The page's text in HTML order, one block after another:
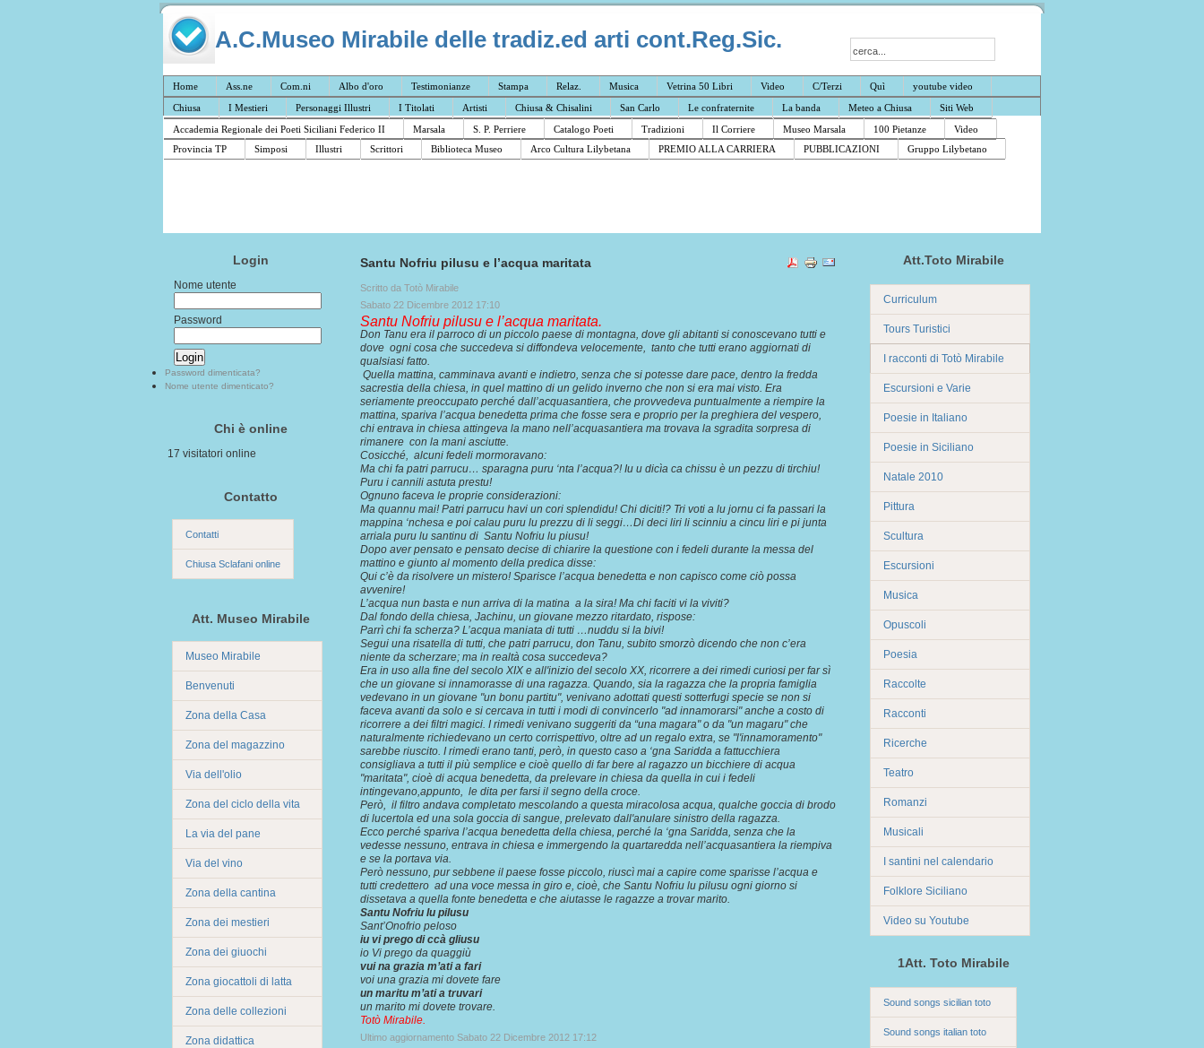
A.C.Museo Mirabile delle tradiz.ed arti cont.Reg.Sic.
Home Ass.ne Com.ni Albo d'oro Testimonianze Stampa Relaz. Musica Vetrina 50 Libri Video C/Terzi Quì
youtube video
Chiusa
I Mestieri Personaggi Illustri I Titolati Artisti Chiusa & Chisalini San Carlo Le confraternite La banda Meteo a Chiusa
Siti Web
Accademia Regionale dei Poeti Siciliani Federico II
Marsala S. P. Perriere Catalogo Poeti Tradizioni Il Corriere Museo Marsala 100 Pietanze
Video
Provincia TP
Simposi Illustri Scrittori Biblioteca Museo Arco Cultura Lilybetana PREMIO ALLA CARRIERA PUBBLICAZIONI Gruppo Lilybetano
Login
Nome utente
Password
Password dimenticata?
Nome utente dimenticato?
Chi è online
17 visitatori online
Contatto
Contatti
Chiusa Sclafani online
Att. Museo Mirabile
Museo Mirabile
Benvenuti
Zona della Casa
Zona del magazzino
Via dell'olio
Zona del ciclo della vita
La via del pane
Via del vino
Zona della cantina
Zona dei mestieri
Zona dei giuochi
Zona giocattoli di latta
Zona delle collezioni
Zona didattica
Santu Nofriu pilusu e l’acqua maritata
Scritto da Totò Mirabile
Sabato 22 Dicembre 2012 17:10
Santu Nofriu pilusu e l’acqua maritata.
Don Tanu era il parroco di un piccolo paese di montagna, dove gli abitanti si conoscevano tutti e
dove ogni cosa che succedeva si diffondeva velocemente, tanto che tutti erano aggiornati di
qualsiasi fatto.
Quella mattina, camminava avanti e indietro, senza che si potesse dare pace, dentro la fredda
sacrestia della chiesa, in quel mattino di un gelido inverno che non si era mai visto. Era
seriamente preoccupato perché dall’acquasantiera, che provvedeva puntualmente a riempire la
mattina, spariva l’acqua benedetta prima che fosse sera e proprio per la preghiera del vespero,
chi entrava in chiesa attingeva la mano nell’acquasantiera ma trovava la sgradita sorpresa di
rimanere con la mani asciutte.
Cosicché, alcuni fedeli mormoravano:
Ma chi fa patri parrucu… sparagna puru ‘nta l’acqua?! Iu u dicìa ca chissu è un pezzu di tirchiu!
Puru i cannili astuta prestu!
Ognuno faceva le proprie considerazioni:
Ma quannu mai! Patri parrucu havi un cori splendidu! Chi diciti!? Tri voti a lu jornu ci fa passari la
mappina ‘nchesa e poi calau puru lu prezzu di li seggi…Di deci liri li scinniu a cincu liri e pi junta
arriala puru lu santinu di Santu Nofriu lu piusu!
Dopo aver pensato e pensato decise di chiarire la questione con i fedeli durante la messa del
mattino e giunto al momento della predica disse:
Qui c’è da risolvere un mistero! Sparisce l’acqua benedetta e non capisco come ciò possa
avvenire!
L’acqua nun basta e nun arriva di la matina a la sira! Ma chi faciti vi la viviti?
Dal fondo della chiesa, Jachinu, un giovane mezzo ritardato, rispose:
Parrì chi fa scherza? L’acqua maniata di tutti …nuddu si la bivi!
Segui una risatella di tutti, che patri parrucu, don Tanu, subito smorzò dicendo che non c’era
niente da scherzare; ma in realtà cosa succedeva?
Era in uso alla fine del secolo XIX e all'inizio del secolo XX, ricorrere a dei rimedi curiosi per far sì
che un giovane si innamorasse di una ragazza. Quando, sia la ragazza che la propria famiglia
vedevano in un giovane "un bonu partitu", venivano adottati questi sotterfugi specie se non si
faceva avanti da solo e si cercava in tutti i modi di convincerlo "ad innamorarsi" anche a costo di
ricorrere a dei filtri magici. I rimedi venivano suggeriti da “una magara" o da "un magaru" che
naturalmente richiedevano un certo corrispettivo, oltre ad un regalo extra, se "l'innamoramento"
sarebbe riuscito. I rimedi erano tanti, però, in questo caso a ‘gna Saridda a fattucchiera
consigliava a tutti il più semplice e cioè quello di far bere al ragazzo un bicchiere di acqua
"maritata", cioè di acqua benedetta, da prelevare in chiesa da quella in cui i fedeli
intingevano,appunto, le dita per farsi il segno della croce.
Però, il filtro andava completato mescolando a questa miracolosa acqua, qualche goccia di brodo
di lucertola ed una sola goccia di sangue, prelevato dall'anulare sinistro della ragazza.
Ecco perché spariva l’acqua benedetta della chiesa, perché la ‘gna Saridda, senza che la
vedesse nessuno, entrava in chiesa e immergendo la quartaredda nell’acquasantiera la riempiva
e se la portava via.
Però nessuno, pur sebbene il paese fosse piccolo, riuscì mai a capire come sparisse l’acqua e
tutti credettero ad una voce messa in giro e, cioè, che Santu Nofriu lu pilusu ogni giorno si
dissetava a quella fonte benedetta e che aiutasse le ragazze a trovar marito.
Santu Nofriu lu pilusu
Sant’Onofrio peloso
iu vi prego di ccà gliusu
io Vi prego da quaggiù
vui na grazia m’ati a fari
voi una grazia mi dovete fare
un maritu m’ati a truvari
un marito mi dovete trovare.
Totò Mirabile.
Ultimo aggiornamento Sabato 22 Dicembre 2012 17:12
Att.Toto Mirabile
Curriculum
Tours Turistici
I racconti di Totò Mirabile
Escursioni e Varie
Poesie in Italiano
Poesie in Siciliano
Natale 2010
Pittura
Scultura
Escursioni
Musica
Opuscoli
Poesia
Raccolte
Racconti
Ricerche
Teatro
Romanzi
Musicali
I santini nel calendario
Folklore Siciliano
Video su Youtube
1Att. Toto Mirabile
Sound songs sicilian toto
Sound songs italian toto